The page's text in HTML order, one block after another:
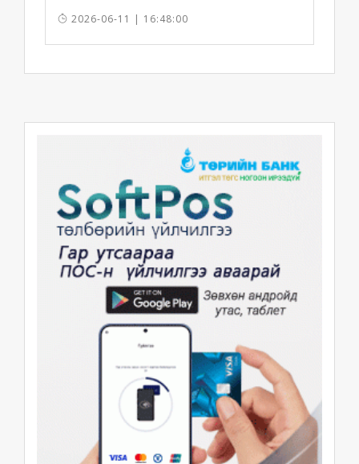
2026-06-11 | 16:48:00